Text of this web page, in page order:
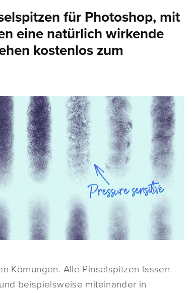
für Photoshop, mit
eine natürlich wirkende
kostenlos zum
Körnungen. Alle Pinselspitzen lassen
beispielsweise miteinander in